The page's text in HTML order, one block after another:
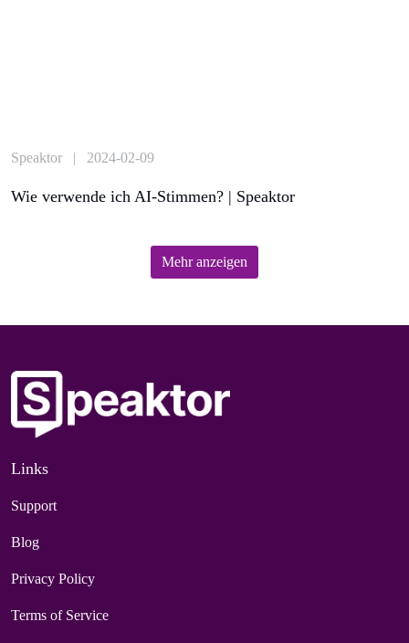
Speaktor | 2024-02-09
Wie verwende ich AI-Stimmen? | Speaktor
Mehr anzeigen
Links
Support
Blog
Privacy Policy
Terms of Service